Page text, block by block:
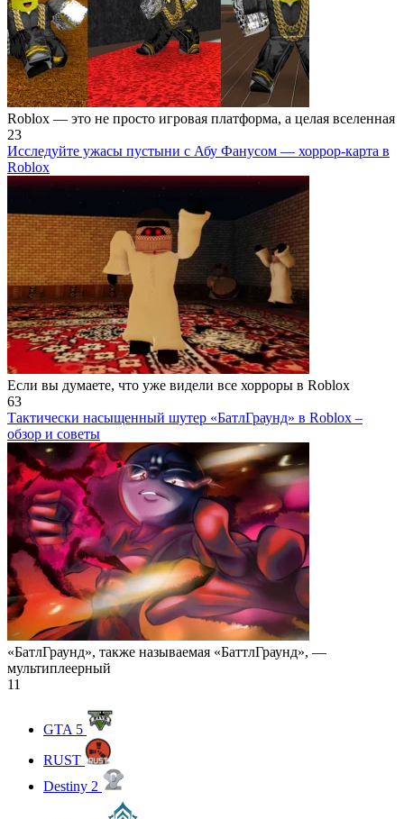
Roblox — это не просто игровая платформа, а целая вселенная
23
Исследуйте ужасы пустыни с Абу Фанусом — хоррор-карта в
Roblox
Если вы думаете, что уже видели все хорроры в Roblox
63
Тактически насыщенный шутер «БатлГраунд» в Roblox –
обзор и советы
«БатлГраунд», также называемая «БаттлГраунд», —
мультиплеерный
11
GTA 5
RUST
Destiny 2